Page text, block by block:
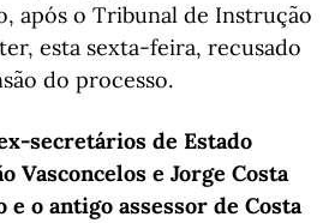
após o Tribunal de Instrução
esta sexta-feira, recusado
do processo.
secretários de Estado
Vasconcelos e Jorge Costa
o antigo assessor de Costa